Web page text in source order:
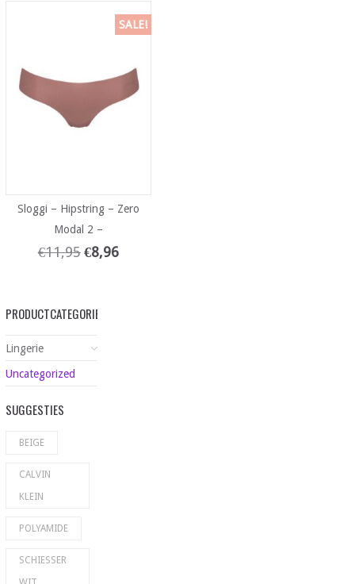
SALE!
Sloggi – Hipstring – Zero
Modal 2 –
€11,95 €8,96
PRODUCTCATEGORIEËN
Lingerie
Uncategorized
SUGGESTIES
BEIGE
CALVIN
KLEIN
POLYAMIDE
SCHIESSER